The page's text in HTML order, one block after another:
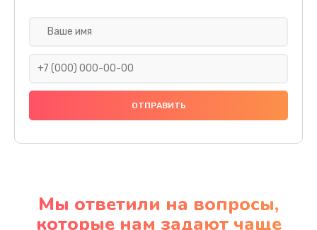
Мы ответили на вопросы,
которые нам задают чаще